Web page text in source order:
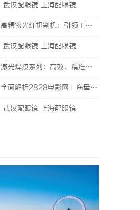
武汉配眼镜 上海配眼镜
高精密光纤切割机：引领工业制造新时代的利器
武汉配眼镜 上海配眼镜
激光焊接系列：高效、精准及环保的制造解决方案
全面解析2828电影网：海量影视资源的优质观看平台
武汉配眼镜 上海配眼镜